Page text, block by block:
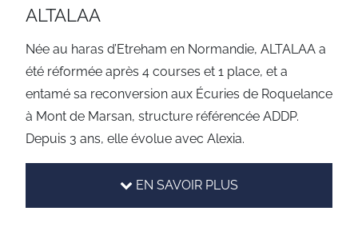
ALTALAA
Née au haras d’Etreham en Normandie, ALTALAA a
été réformée après 4 courses et 1 place, et a
entamé sa reconversion aux Écuries de Roquelance
à Mont de Marsan, structure référencée ADDP.
Depuis 3 ans, elle évolue avec Alexia.
EN SAVOIR PLUS